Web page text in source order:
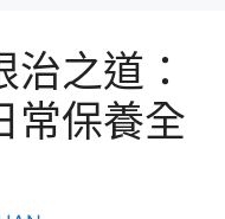
之道：
常保養全